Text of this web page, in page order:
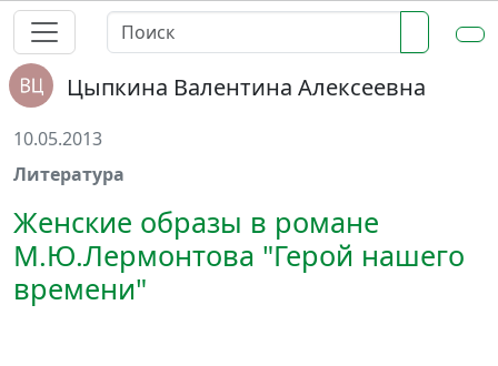
Цыпкина Валентина Алексеевна
10.05.2013
Литература
Женские образы в романе
М.Ю.Лермонтова "Герой нашего
времени"